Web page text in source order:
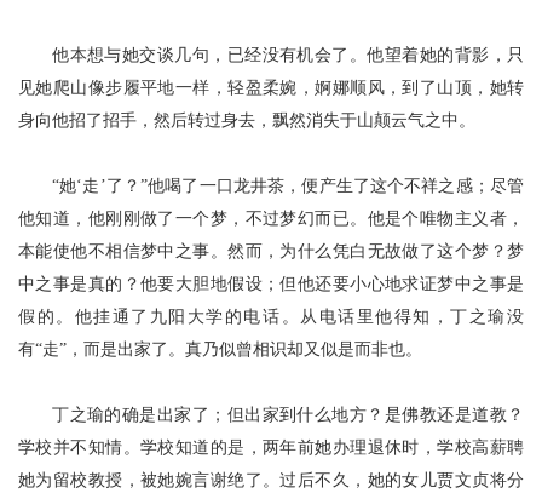
他本想与她交谈几句，已经没有机会了。他望着她的背影，只
见她爬山像步履平地一样，轻盈柔婉，婀娜顺风，到了山顶，她转
身向他招了招手，然后转过身去，飘然消失于山颠云气之中。
“她‘走’了？”他喝了一口 龙井茶，便产生了这个不祥之感；尽管
他知道，他刚刚做了一个梦，不过梦幻而已。他是个唯物主义者，
本能使他不相信梦中之事。然而，为什么凭白无故做了这个梦？ 梦
中之事是真的？他要大胆地假设；但他还要小心地求证梦中之事是
假的。他挂通了九阳大学的电话。从电话里他得知，丁之瑜没
有“走”，而是出家了。真乃似曾相识却又似是而非也。
丁之瑜的确是出家了；但出家到什么地方？是佛教还是道教？
学校并不知情。学校知道的是，两年前她办理退休时，学校高薪聘
她为留校教授，被她婉言谢绝了。过后不久，她的女儿贾文贞将分